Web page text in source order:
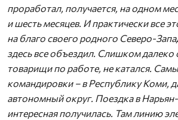
проработал, получается, на одном
и шесть месяцев. И практически все
на благо своего родного Северо-
здесь все объездил. Слишком далеко
товарищи по работе, не катался.
командировки – в Республику Коми,
автономный округ. Поездка в
интересная получилась. Там линию